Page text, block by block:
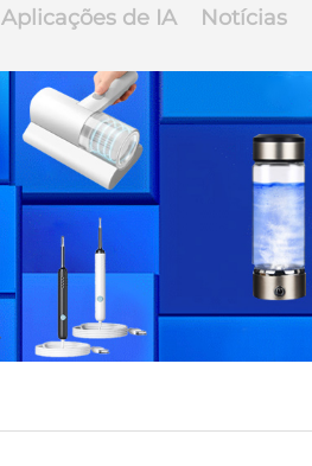
Aplicações de IA Notícias